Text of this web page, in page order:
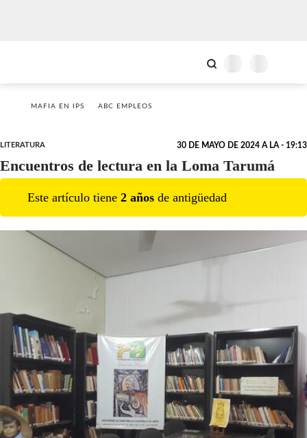
MAFIA EN IPS ABC EMPLEOS
LITERATURA 30 DE MAYO DE 2024 A LA - 19:13
Encuentros de lectura en la Loma Tarumá
Este artículo tiene 2 años de antigüedad